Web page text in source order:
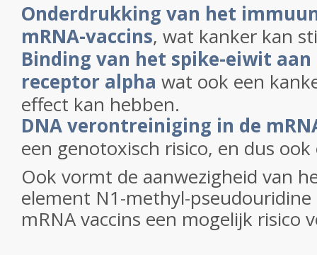
Onderdrukking van het
mRNA-vaccins, wat kanker kan
Binding van het spike-eiwit aan
receptor alpha wat ook een
effect kan hebben.
DNA verontreiniging in de
een genotoxisch risico, en dus
Ook vormt de aanwezigheid van
element N1-methyl-
mRNA vaccins een mogelijk risico